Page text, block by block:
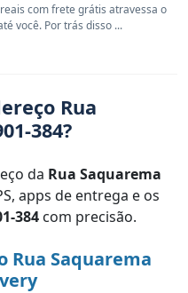
com frete grátis atravessa o
você. Por trás disso ...
Rua
384?
da Rua Saquarema
apps de entrega e os
384 com precisão.
Rua Saquarema